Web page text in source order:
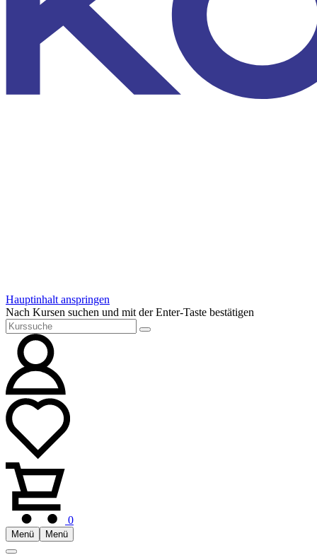
Hauptinhalt anspringen
Nach Kursen suchen und mit der Enter-Taste bestätigen
0
Menü Menü